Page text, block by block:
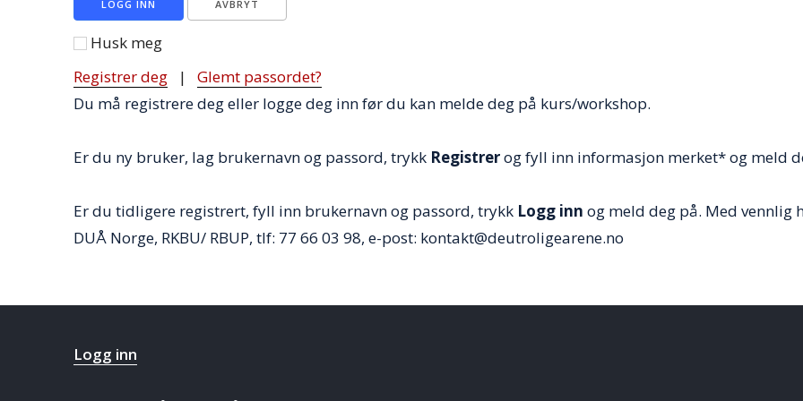
LOGG INN AVBRYT
Husk meg
Registrer deg
|
Glemt passordet?
Du må registrere deg eller logge deg inn før du kan melde deg på kurs/workshop.
Er du ny bruker, lag brukernavn og passord, trykk Registrerog fyll inn informasjon merket* og meld
Er du tidligere registrert, fyll inn brukernavn og passord, trykk Logg inn og meld deg på. Med vennlig
DUÅ Norge, RKBU/ RBUP, tlf: 77 66 03 98, e-post: kontakt@deutroligearene.no
Logg inn